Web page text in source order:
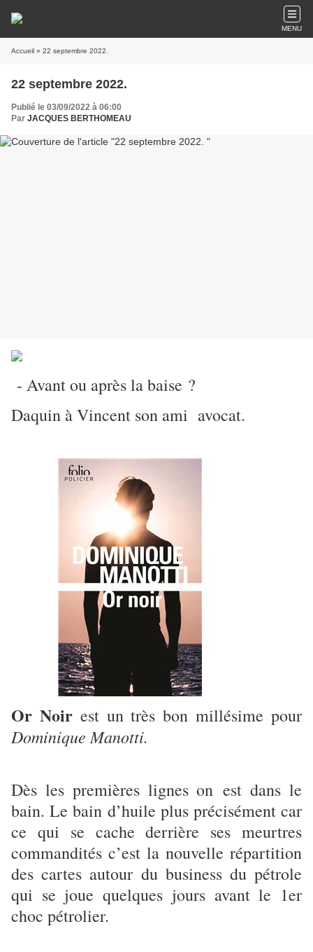
MENU
Accueil » 22 septembre 2022.
22 septembre 2022.
Publié le 03/09/2022 à 06:00
Par JACQUES BERTHOMEAU
- Avant ou après la baise ?
Daquin à Vincent son ami avocat.
Or Noirest un très bon millésime pour
Dominique Manotti.
Dès les premières lignes on est dans le
bain. Le bain d’huile plus précisément car
ce qui se cache derrière ses meurtres
commandités c’est la nouvelle répartition
des cartes autour du business du pétrole
qui se joue quelques jours avant le 1er
choc pétrolier.